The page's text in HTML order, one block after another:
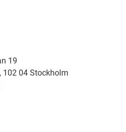
19
102 04 Stockholm